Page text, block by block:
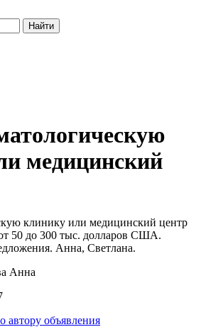
Найти
медицинский
клинику или медицинский центр
50 до 300 тыс. долларов США.
Анна, Светлана.
Анна
автору объявления